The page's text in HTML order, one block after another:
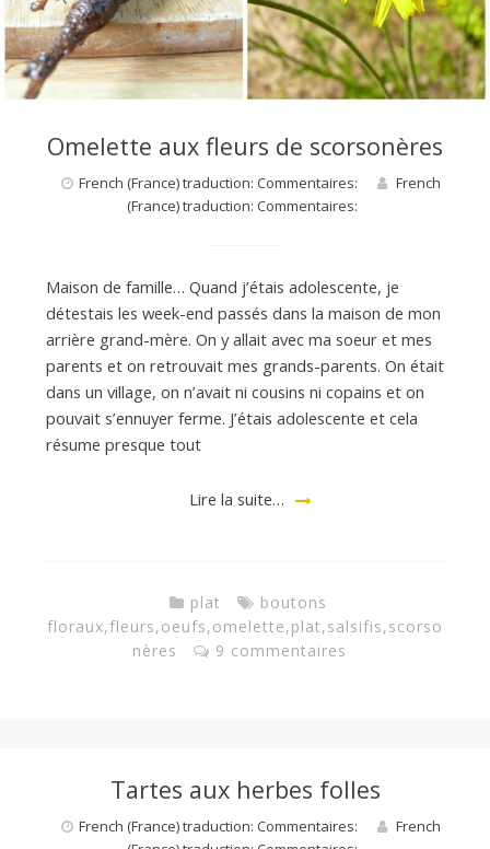
Omelette aux fleurs de scorsonères
French (France) traduction: Commentaires:
French
(France) traduction: Commentaires:
Maison de famille… Quand j’étais adolescente, je
détestais les week-end passés dans la maison de mon
arrière grand-mère. On y allait avec ma soeur et mes
parents et on retrouvait mes grands-parents. On était
dans un village, on n’avait ni cousins ni copains et on
pouvait s’ennuyer ferme. J’étais adolescente et cela
résume presque tout
Lire la suite…
plat
boutons
floraux,fleurs,oeufs,omelette,plat,salsifis,scorso
nères
9 commentaires
Tartes aux herbes folles
French (France) traduction: Commentaires:
French